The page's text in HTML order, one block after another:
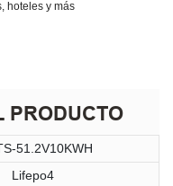
hoteles y más
PRODUCTO
51.2V10KWH
Lifepo4